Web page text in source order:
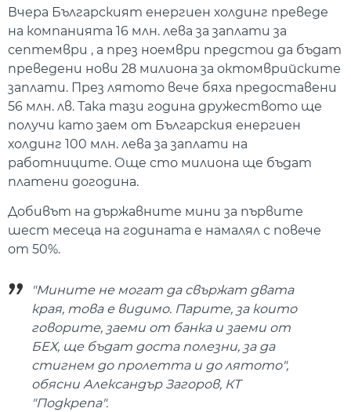
Вчера Българският енергиен холдинг преведе
на компанията 16 млн. лева за заплати за
септември , а през ноември предстои да бъдат
преведени нови 28 милиона за октомврийските
заплати. През лятото вече бяха предоставени
56 млн. лв. Така тази година дружеството ще
получи като заем от Българския енергиен
холдинг 100 млн. лева за заплати на
работниците. Още сто милиона ще бъдат
платени догодина.
Добивът на държавните мини за първите
шест месеца на годината е намалял с повече
от 50%.
"Мините не могат да свържат двата
края, това е видимо. Парите, за които
говорите, заеми от банка и заеми от
БЕХ, ще бъдат доста полезни, за да
стигнем до пролетта и до лятото",
обясни Александър Загоров, КТ
"Подкрепа".